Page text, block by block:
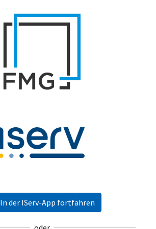
In der IServ-App fortfahren